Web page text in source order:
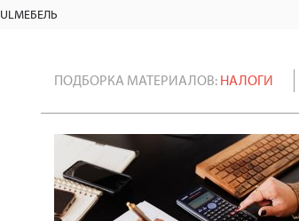
ULМЕБЕЛЬ
ПОДБОРКА МАТЕРИАЛОВ: НАЛОГИ